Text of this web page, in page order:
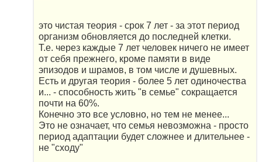
это чистая теория - срок 7 лет - за этот период
организм обновляется до последней клетки.
Т.е. через каждые 7 лет человек ничего не имеет
от себя прежнего, кроме памяти в виде
эпизодов и шрамов, в том числе и душевных.
Есть и другая теория - более 5 лет одиночества
и... - способность жить "в семье" сокращается
почти на 60%.
Конечно это все условно, но тем не менее...
Это не означает, что семья невозможна - просто
период адаптации будет сложнее и длительнее -
не "сходу"